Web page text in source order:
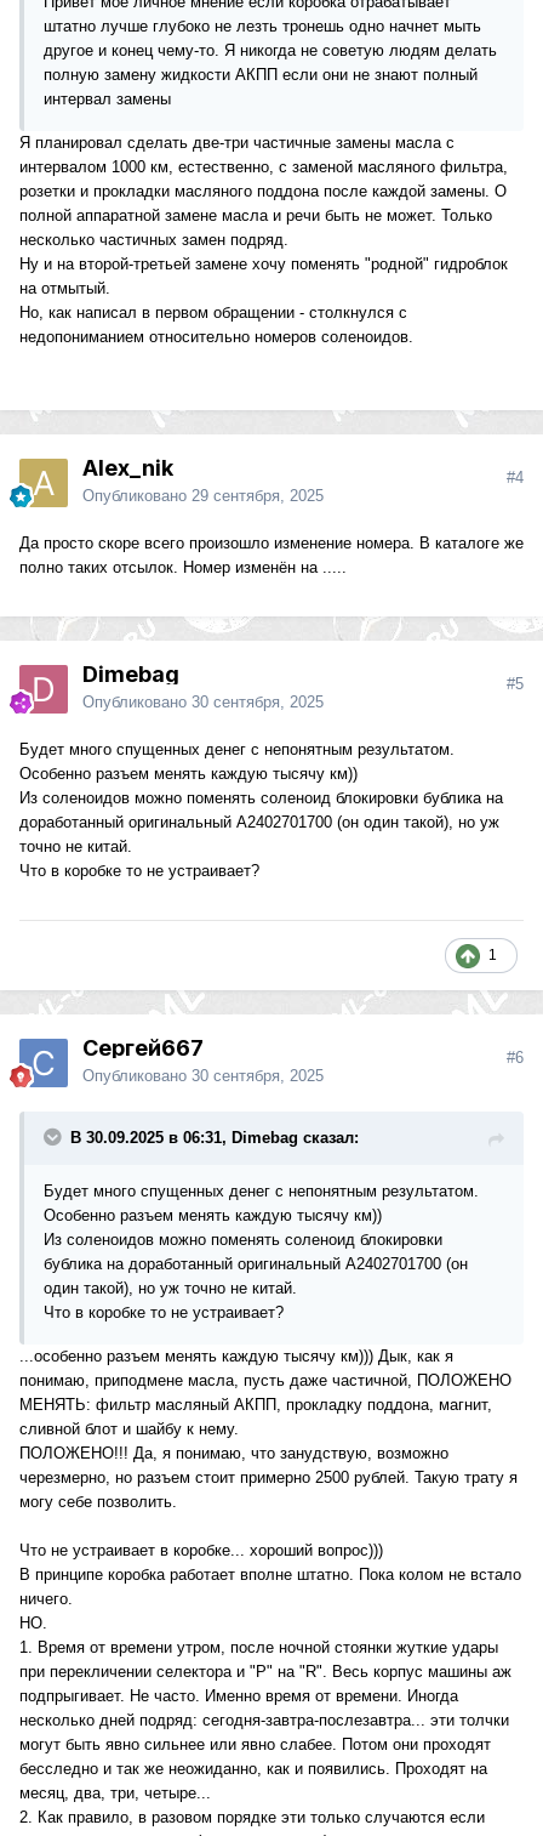
штатно лучше глубоко не лезть тронешь одно начнет мыть
другое и конец чему-то. Я никогда не советую людям делать
полную замену жидкости АКПП если они не знают полный
интервал замены
Я планировал сделать две-три частичные замены масла с
интервалом 1000 км, естественно, с заменой масляного фильтра,
розетки и прокладки масляного поддона после каждой замены. О
полной аппаратной замене масла и речи быть не может. Только
несколько частичных замен подряд.
Ну и на второй-третьей замене хочу поменять "родной" гидроблок
на отмытый.
Но, как написал в первом обращении - столкнулся с
недопониманием относительно номеров соленоидов.
Alex_nik
Опубликовано 29 сентября, 2025
#4
Да просто скоре всего произошло изменение номера. В каталоге же
полно таких отсылок. Номер изменён на .....
Dimebag
Опубликовано 30 сентября, 2025
#5
Будет много спущенных денег с непонятным результатом.
Особенно разъем менять каждую тысячу км))
Из соленоидов можно поменять соленоид блокировки бублика на
доработанный оригинальный A2402701700 (он один такой), но уж
точно не китай.
Что в коробке то не устраивает?
1
Сергей667
Опубликовано 30 сентября, 2025
#6
В 30.09.2025 в 06:31, Dimebag сказал:
Будет много спущенных денег с непонятным результатом.
Особенно разъем менять каждую тысячу км))
Из соленоидов можно поменять соленоид блокировки
бублика на доработанный оригинальный A2402701700 (он
один такой), но уж точно не китай.
Что в коробке то не устраивает?
...особенно разъем менять каждую тысячу км))) Дык, как я
понимаю, приподмене масла, пусть даже частичной, ПОЛОЖЕНО
МЕНЯТЬ: фильтр масляный АКПП, прокладку поддона, магнит,
сливной блот и шайбу к нему.
ПОЛОЖЕНО!!! Да, я понимаю, что занудствую, возможно
черезмерно, но разъем стоит примерно 2500 рублей. Такую трату я
могу себе позволить.
Что не устраивает в коробке... хороший вопрос)))
В принципе коробка работает вполне штатно. Пока колом не встало
ничего.
НО.
1. Время от времени утром, после ночной стоянки жуткие удары
при перекличении селектора и "P" на "R". Весь корпус машины аж
подпрыгивает. Не часто. Именно время от времени. Иногда
несколько дней подряд: сегодня-завтра-послезавтра... эти толчки
могут быть явно сильнее или явно слабее. Потом они проходят
бесследно и так же неожиданно, как и появились. Проходят на
месяц, два, три, четыре...
2. Как правило, в разовом порядке эти только случаются если